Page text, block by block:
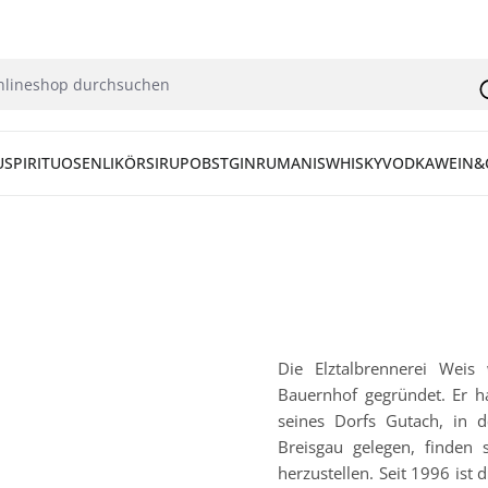
SPIRITUOSENLIKÖRSIRUPOBSTGINRUMANISWHISKYVODKA
Die Elztalbrennerei
Bauernhof gegründet. Er
seines Dorfs Gutach, in
Breisgau gelegen,
herzustellen. Seit 1996 ist